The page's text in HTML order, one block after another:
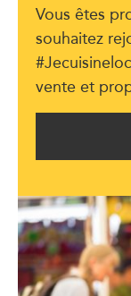
Vous êtes
souhaitez
vente et